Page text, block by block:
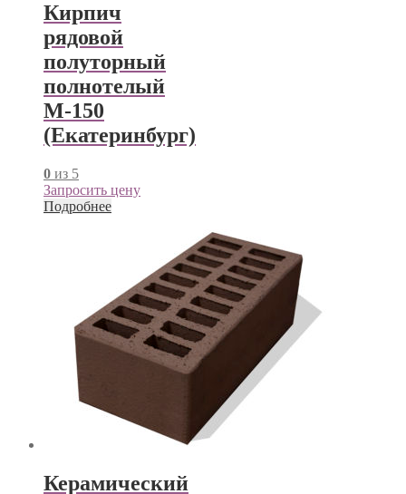
Кирпич
рядовой
полуторный
полнотелый
М-150
(Екатеринбург)
0 из 5
Запросить цену
Подробнее
Керамический